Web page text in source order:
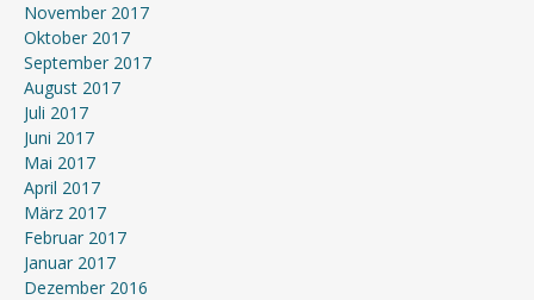
November 2017
Oktober 2017
September 2017
August 2017
Juli 2017
Juni 2017
Mai 2017
April 2017
März 2017
Februar 2017
Januar 2017
Dezember 2016